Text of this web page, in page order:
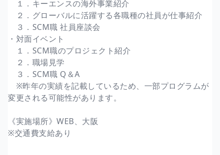
１．キーエンスの海外事業紹介
２．グローバルに活躍する各職種の社員が仕事紹介
３．SCM職 社員座談会
・対面イベント
１．SCM職のプロジェクト紹介
２．職場見学
３．SCM職 Q＆A
※昨年の実績を記載しているため、一部プログラムが
変更される可能性があります。
《実施場所》WEB、大阪
※交通費支給あり